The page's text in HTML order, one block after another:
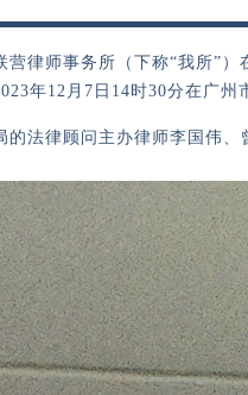
营律师事务所（下称“我所”
年12月7日14时30分在广
的法律顾问主办律师李国伟、